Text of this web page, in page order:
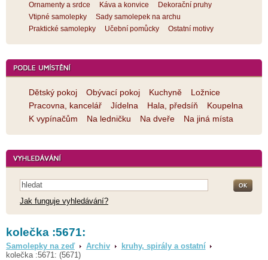
Ornamenty a srdce
Káva a konvice
Dekorační pruhy
Vtipné samolepky
Sady samolepek na archu
Praktické samolepky
Učební pomůcky Ostatní motivy
Dětský pokoj Obývací pokoj Kuchyně
Ložnice
Pracovna, kancelář
Jídelna Hala, předsíň
Koupelna
K vypínačům
Na ledničku Na dveře Na jiná místa
Jak funguje vyhledávání?
kolečka :5671:
Samolepky na zeď Archiv
kruhy, spirály a ostatní
kolečka :5671: (5671)